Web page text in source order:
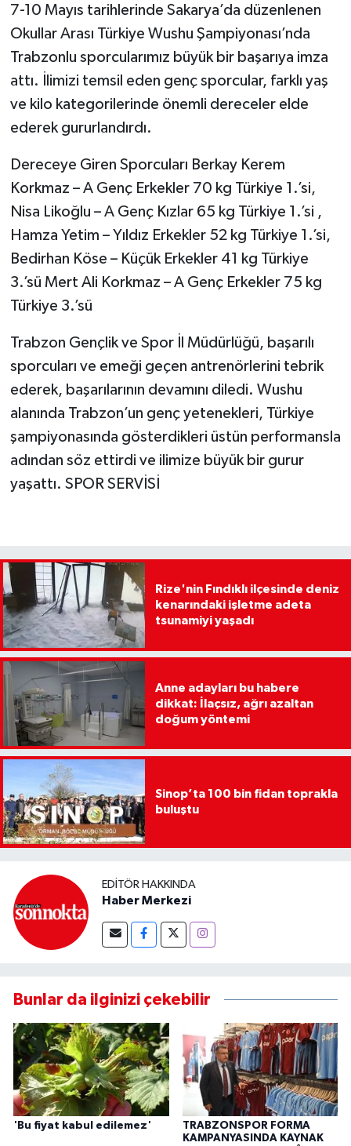
7-10 Mayıs tarihlerinde Sakarya’da düzenlenen
Okullar Arası Türkiye Wushu Şampiyonası’nda
Trabzonlu sporcularımız büyük bir başarıya imza
attı. İlimizi temsil eden genç sporcular, farklı yaş
ve kilo kategorilerinde önemli dereceler elde
ederek gururlandırdı.
Dereceye Giren Sporcuları Berkay Kerem
Korkmaz – A Genç Erkekler 70 kg Türkiye 1.’si,
Nisa Likoğlu – A Genç Kızlar 65 kg Türkiye 1.’si ,
Hamza Yetim – Yıldız Erkekler 52 kg Türkiye 1.’si,
Bedirhan Köse – Küçük Erkekler 41 kg Türkiye
3.’sü Mert Ali Korkmaz – A Genç Erkekler 75 kg
Türkiye 3.’sü
Trabzon Gençlik ve Spor İl Müdürlüğü, başarılı
sporcuları ve emeği geçen antrenörlerini tebrik
ederek, başarılarının devamını diledi. Wushu
alanında Trabzon’un genç yetenekleri, Türkiye
şampiyonasında gösterdikleri üstün performansla
adından söz ettirdi ve ilimize büyük bir gurur
yaşattı. SPOR SERVİSİ
Rize'nin Fındıklı ilçesinde deniz
kenarındaki işletme adeta
tsunamiyi yaşadı
Anne adayları bu habere
dikkat: İlaçsız, ağrı azaltan
doğum yöntemi
Sinop’ta 100 bin fidan toprakla
buluştu
EDITÖR HAKKINDA
Haber Merkezi
Bunlar da ilginizi çekebilir
'Bu fiyat kabul edilemez'
TRABZONSPOR FORMA
KAMPANYASINDA KAYNAK